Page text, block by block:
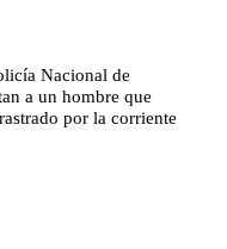
Nacional de
a un hombre que
por la corriente